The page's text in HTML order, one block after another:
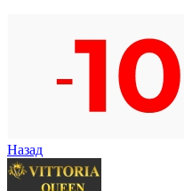
Назад